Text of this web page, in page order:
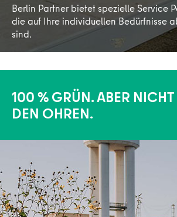
Berlin Partner bietet spezielle Service
die auf Ihre individuellen Bedürfnisse
sind.
100 % GRÜN. ABER NICHT
DEN OHREN.
Mehr erfahren